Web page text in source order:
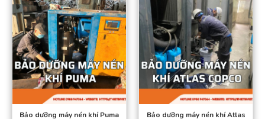
Bảo dưỡng máy nén khí Puma
Bảo dưỡng máy nén khí Atlas